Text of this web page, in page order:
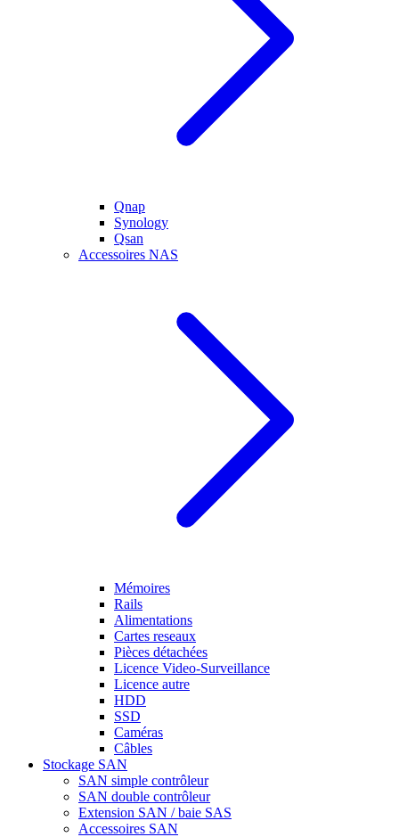
Qnap
Synology
Qsan
Accessoires NAS
Mémoires
Rails
Alimentations
Cartes reseaux
Pièces détachées
Licence Video-Surveillance
Licence autre
HDD
SSD
Caméras
Câbles
Stockage SAN
SAN simple contrôleur
SAN double contrôleur
Extension SAN / baie SAS
Accessoires SAN